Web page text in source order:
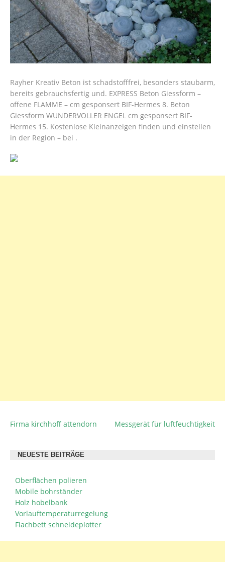
Rayher Kreativ Beton ist schadstofffrei, besonders staubarm,
bereits gebrauchsfertig und. EXPRESS Beton Giessform –
offene FLAMME – cm gesponsert BIF-Hermes 8. Beton
Giessform WUNDERVOLLER ENGEL cm gesponsert BIF-
Hermes 15. Kostenlose Kleinanzeigen finden und einstellen
in der Region – bei .
BEITRAGSNAVIGATION
Firma kirchhoff attendorn Messgerät für luftfeuchtigkeit
NEUESTE BEITRÄGE
Oberflächen polieren
Mobile bohrständer
Holz hobelbank
Vorlauftemperaturregelung
Flachbett schneideplotter